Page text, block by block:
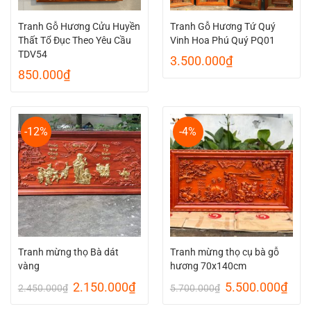
Tranh Gỗ Hương Cửu Huyền
Thất Tổ Đục Theo Yêu Cầu
TDV54
850.000₫
Tranh Gỗ Hương Tứ Quý
Vinh Hoa Phú Quý PQ01
3.500.000₫
-12%
Tranh mừng thọ Bà dát
vàng
2.450.000₫ Giá
2.150.000₫Giá
hiện
-4%
Tranh mừng thọ cụ bà gỗ
hương 70x140cm
5.700.000₫ Giá
5.500.000₫Giá
hiện